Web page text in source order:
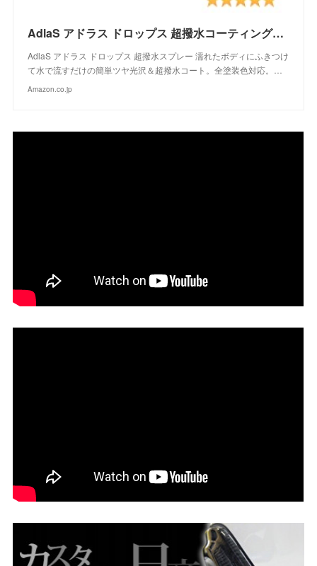
AdlaS アドラス ドロップス 超撥水コーティングスプレー C-DC-050 濡れたボディにふきつけて水で流すだけのツヤ超撥水コート 全塗装色対応
AdlaS アドラス ドロップス 超撥水スプレー 濡れたボディにふきつけ
て水で流すだけの簡単ツヤ光沢＆超撥水コート。全塗装色対応。…
Amazon.co.jp